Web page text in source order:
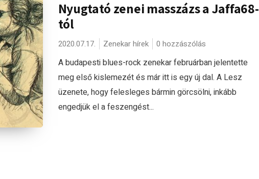
Nyugtató zenei masszázs a Jaffa68-
tól
2020.07.17. Zenekar hírek 0 hozzászólás
A budapesti blues-rock zenekar februárban jelentette
meg első kislemezét és már itt is egy új dal. A Lesz
üzenete, hogy felesleges bármin görcsölni, inkább
engedjük el a feszengést...